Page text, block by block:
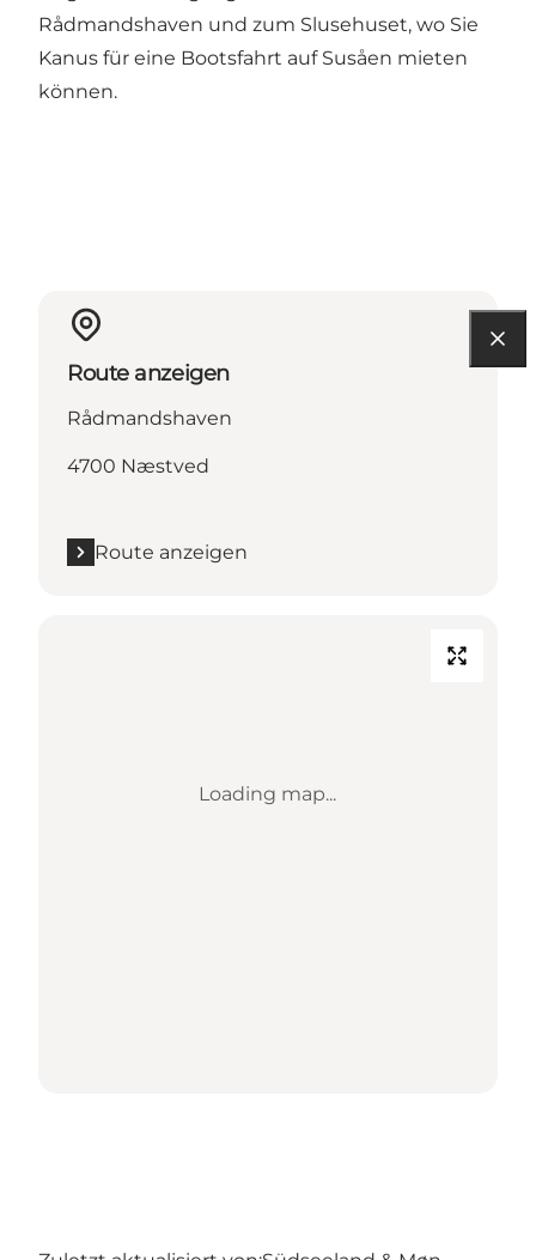
Rådmandshaven und zum Slusehuset, wo Sie
Kanus für eine Bootsfahrt auf Susåen mieten
können.
Route anzeigen
Rådmandshaven
4700 Næstved
Route anzeigen
Loading map...